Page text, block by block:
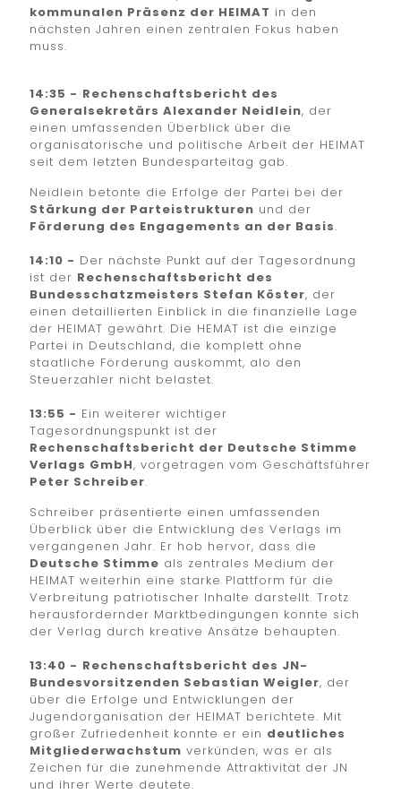
kommunalen Präsenz der HEIMAT in den
nächsten Jahren einen zentralen Fokus haben
muss.
14:35 - Rechenschaftsbericht des
Generalsekretärs Alexander Neidlein, der
einen umfassenden Überblick über die
organisatorische und politische Arbeit der HEIMAT
seit dem letzten Bundesparteitag gab.
Neidlein betonte die Erfolge der Partei bei der
Stärkung der Parteistrukturen und der
Förderung des Engagements an der Basis.
14:10 - Der nächste Punkt auf der Tagesordnung
ist der Rechenschaftsbericht des
Bundesschatzmeisters Stefan Köster, der
einen detaillierten Einblick in die finanzielle Lage
der HEIMAT gewährt. Die HEMAT ist die einzige
Partei in Deutschland, die komplett ohne
staatliche Förderung auskommt, alo den
Steuerzahler nicht belastet.
13:55 - Ein weiterer wichtiger
Tagesordnungspunkt ist der
Rechenschaftsbericht der Deutsche Stimme
Verlags GmbH, vorgetragen vom Geschäftsführer
Peter Schreiber.
Schreiber präsentierte einen umfassenden
Überblick über die Entwicklung des Verlags im
vergangenen Jahr. Er hob hervor, dass die
Deutsche Stimme als zentrales Medium der
HEIMAT weiterhin eine starke Plattform für die
Verbreitung patriotischer Inhalte darstellt. Trotz
herausfordernder Marktbedingungen konnte sich
der Verlag durch kreative Ansätze behaupten.
13:40 - Rechenschaftsbericht des JN-
Bundesvorsitzenden Sebastian Weigler, der
über die Erfolge und Entwicklungen der
Jugendorganisation der HEIMAT berichtete. Mit
großer Zufriedenheit konnte er ein deutliches
Mitgliederwachstum verkünden, was er als
Zeichen für die zunehmende Attraktivität der JN
und ihrer Werte deutete.